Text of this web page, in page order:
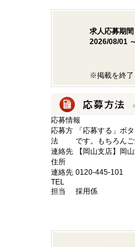
求人応募期間
2026/08/01
※掲載を終了
応募情報
応募方
法
「応募する」ボ
です。もちろん
連絡先
住所
【岡山支店】岡
連絡先
TEL
0120-445-101
担当 採用係